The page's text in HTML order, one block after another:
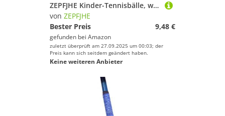
ZEPFJHE Kinder-Tennisbälle, weich, elastisch, niedrige Kompression, drucklos, Massen-Trainingsgeräte, Outdoor, Jugendliche, Anfänger, Übungsgummi, für Kinder und Erwachsene, Training, hohe
von ZEPFJHE
Bester Preis
9,48 €
gefunden bei Amazon
zuletzt überprüft am 27.09.2025 um 00:03; der
Preis kann sich seitdem geändert haben.
Keine weiteren Anbieter